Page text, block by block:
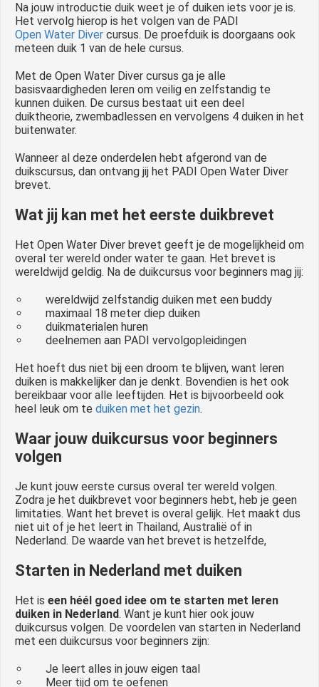
Na jouw introductie duik weet je of duiken iets voor je is.
Het vervolg hierop is het volgen van de PADI
Open Water Diver cursus. De proefduik is doorgaans ook
meteen duik 1 van de hele cursus.
Met de Open Water Diver cursus ga je alle
basisvaardigheden leren om veilig en zelfstandig te
kunnen duiken. De cursus bestaat uit een deel
duiktheorie, zwembadlessen en vervolgens 4 duiken in het
buitenwater.
Wanneer al deze onderdelen hebt afgerond van de
duikscursus, dan ontvang jij het PADI Open Water Diver
brevet.
Wat jij kan met het eerste duikbrevet
Het Open Water Diver brevet geeft je de mogelijkheid om
overal ter wereld onder water te gaan. Het brevet is
wereldwijd geldig. Na de duikcursus voor beginners mag jij:
wereldwijd zelfstandig duiken met een buddy
maximaal 18 meter diep duiken
duikmaterialen huren
deelnemen aan PADI vervolgopleidingen
Het hoeft dus niet bij een droom te blijven, want leren
duiken is makkelijker dan je denkt. Bovendien is het ook
bereikbaar voor alle leeftijden. Het is bijvoorbeeld ook
heel leuk om te duiken met het gezin.
Waar jouw duikcursus voor beginners
volgen
Je kunt jouw eerste cursus overal ter wereld volgen.
Zodra je het duikbrevet voor beginners hebt, heb je geen
limitaties. Want het brevet is overal gelijk. Het maakt dus
niet uit of je het leert in Thailand, Australië of in
Nederland. De waarde van het brevet is hetzelfde,
Starten in Nederland met duiken
Het is een héél goed idee om te starten met leren
duiken in Nederland. Want je kunt hier ook jouw
duikcursus volgen. De voordelen van starten in Nederland
met een duikcursus voor beginners zijn:
Je leert alles in jouw eigen taal
Meer tijd om te oefenen